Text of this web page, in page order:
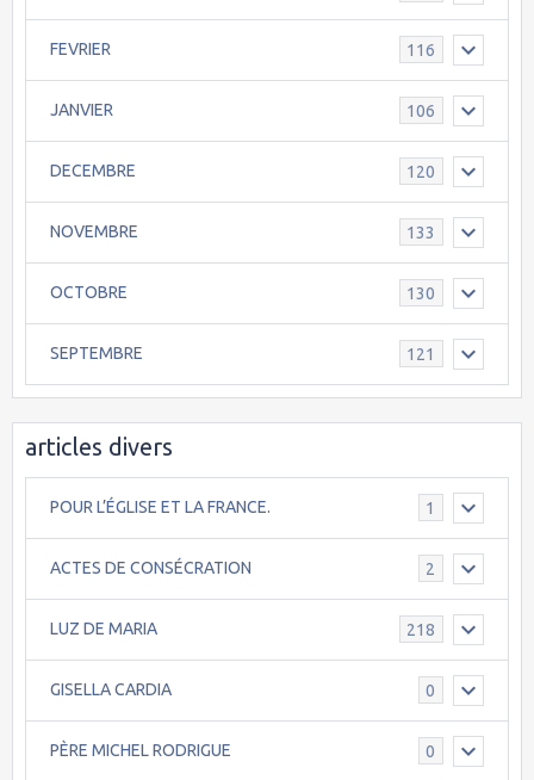
FEVRIER 116
JANVIER 106
DECEMBRE 120
NOVEMBRE 133
OCTOBRE 130
SEPTEMBRE 121
articles divers
POUR L’ÉGLISE ET LA FRANCE. 1
ACTES DE CONSÉCRATION 2
LUZ DE MARIA 218
GISELLA CARDIA 0
PÈRE MICHEL RODRIGUE 0